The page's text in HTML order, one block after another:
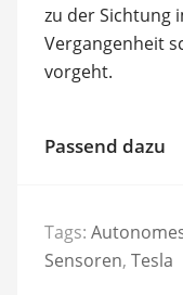
zu der Sichtung
Vergangenheit
vorgeht.
Passend dazu
Tags:
Sensoren, Tesla